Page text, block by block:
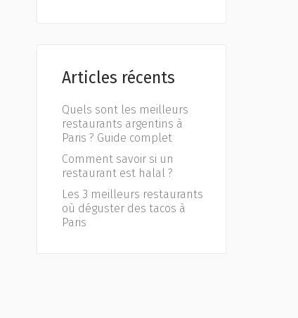
Articles récents
Quels sont les meilleurs
restaurants argentins à
Paris ? Guide complet
Comment savoir si un
restaurant est halal ?
Les 3 meilleurs restaurants
où déguster des tacos à
Paris